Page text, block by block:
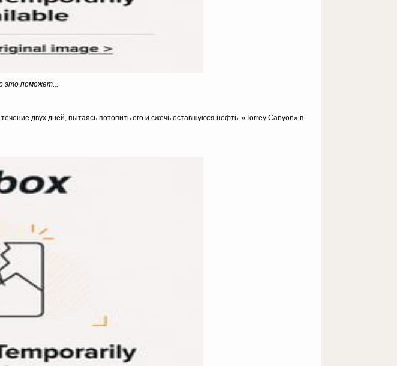
это поможет...
двух дней, пытаясь потопить его и сжечь оставшуюся нефть. «Torrey Canyon» в